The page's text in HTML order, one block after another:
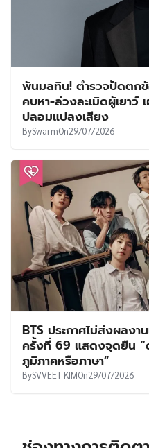
พ้นมลทิน! ตำรวจปัดตกข้
คบหา-ล่วงละเมิดผู้เยา
ปลอมแปลงเสียง
BySwarmOn29/07/2026
BTS ประกาศไม่ส่งผลงา
ครั้งที่ 69 แสดงจุดยืน
ภูมิภาคหรือภาษา”
BySVVEET KIMOn29/07/2026